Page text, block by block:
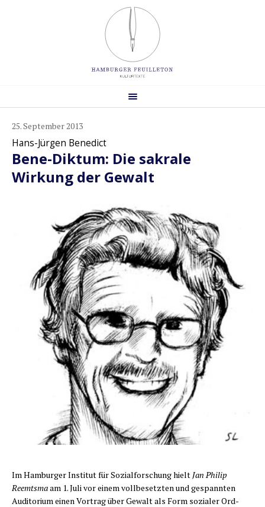
25. September 2013
Hans-Jürgen Benedict
Bene-Diktum: Die sakrale
Wirkung der Gewalt
Im Ham­bur­ger Insti­tut für Sozi­al­for­schung hielt Jan Phil­ip
Reemts­maam 1. Juli vor einem voll­be­setz­ten und gespann­ten
Audi­to­ri­um einen Vor­trag über Gewalt als Form sozia­ler Ord­